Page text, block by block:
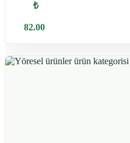
₺
82.00